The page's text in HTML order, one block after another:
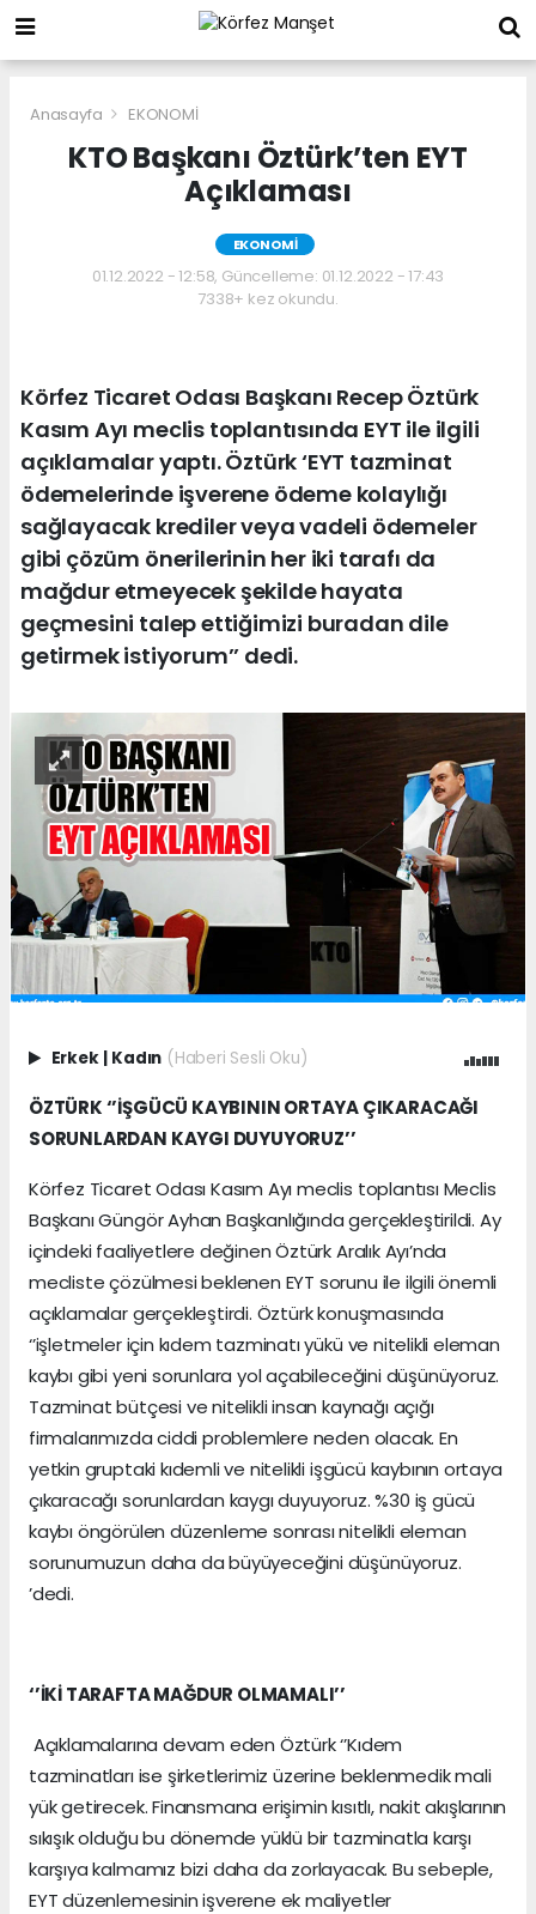
Anasayfa EKONOMİ
KTO Başkanı Öztürk’ten EYT
Açıklaması
EKONOMİ
01.12.2022 - 12:58, Güncelleme: 01.12.2022 - 17:43
7338+ kez okundu.
Körfez Ticaret Odası Başkanı Recep Öztürk
Kasım Ayı meclis toplantısında EYT ile ilgili
açıklamalar yaptı. Öztürk ‘EYT tazminat
ödemelerinde işverene ödeme kolaylığı
sağlayacak krediler veya vadeli ödemeler
gibi çözüm önerilerinin her iki tarafı da
mağdur etmeyecek şekilde hayata
geçmesini talep ettiğimizi buradan dile
getirmek istiyorum’’ dedi.
Erkek | Kadın (Haberi Sesli Oku)
ÖZTÜRK ‘’İŞGÜCÜ KAYBININ ORTAYA ÇIKARACAĞI
SORUNLARDAN KAYGI DUYUYORUZ’’
Körfez Ticaret Odası Kasım Ayı meclis toplantısı Meclis
Başkanı Güngör Ayhan Başkanlığında gerçekleştirildi. Ay
içindeki faaliyetlere değinen Öztürk Aralık Ayı’nda
mecliste çözülmesi beklenen EYT sorunu ile ilgili önemli
açıklamalar gerçekleştirdi. Öztürk konuşmasında
‘’işletmeler için kıdem tazminatı yükü ve nitelikli eleman
kaybı gibi yeni sorunlara yol açabileceğini düşünüyoruz.
Tazminat bütçesi ve nitelikli insan kaynağı açığı
firmalarımızda ciddi problemlere neden olacak. En
yetkin gruptaki kıdemli ve nitelikli işgücü kaybının ortaya
çıkaracağı sorunlardan kaygı duyuyoruz. %30 iş gücü
kaybı öngörülen düzenleme sonrası nitelikli eleman
sorunumuzun daha da büyüyeceğini düşünüyoruz.
’dedi.
‘’İKİ TARAFTA MAĞDUR OLMAMALI’’
Açıklamalarına devam eden Öztürk ‘’Kıdem
tazminatları ise şirketlerimiz üzerine beklenmedik mali
yük getirecek. Finansmana erişimin kısıtlı, nakit akışlarının
sıkışık olduğu bu dönemde yüklü bir tazminatla karşı
karşıya kalmamız bizi daha da zorlayacak. Bu sebeple,
EYT düzenlemesinin işverene ek maliyetler